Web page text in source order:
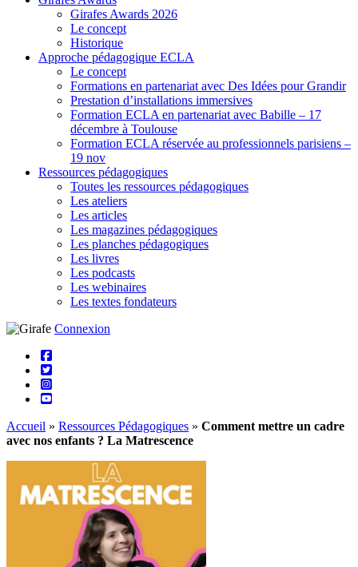
Girafes Awards 2026
Le concept
Historique
Approche pédagogique ECLA
Le concept
Formations en partenariat avec Des Idées pour Grandir
Prestation d’installations immersives
Formation ECLA en partenariat avec Babille – 17
décembre à Toulouse
Formation ECLA réservée au professionnels parisiens –
19 nov
Ressources pédagogiques
Toutes les ressources pédagogiques
Les ateliers
Les articles
Les magazines pédagogiques
Les planches pédagogiques
Les livres
Les podcasts
Les webinaires
Les textes fondateurs
Connexion
Accueil » Ressources Pédagogiques » Comment mettre un cadre
avec nos enfants ? La Matrescence